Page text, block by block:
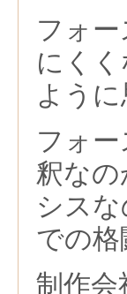
フォ
にく
よう
フォ
釈な
シス
での
制作